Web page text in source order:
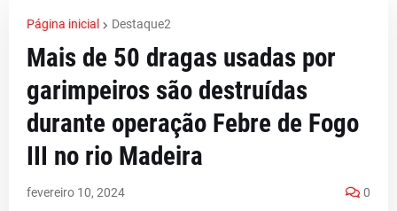
Página inicial Destaque2
Mais de 50 dragas usadas por
garimpeiros são destruídas
durante operação Febre de Fogo
III no rio Madeira
fevereiro 10, 2024 0